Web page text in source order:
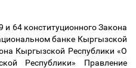
и 64 конституционного Закона
банке Кыргызской
Кыргызской Республики «О
Республики» Правление